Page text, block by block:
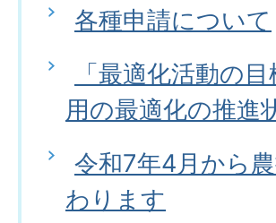
各種申請について
「最適化活動の
用の最適化の推進
令和7年4月から
わります